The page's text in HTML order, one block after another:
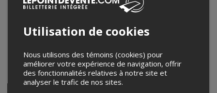
8 février 2024
Le Ministère
,Montréal,QC,Canada
Partagez cet événement
Twitter
Utilisation de cookies
Nous utilisons des témoins (cookies) pour
améliorer votre expérience de navigation, offrir
des fonctionnalités relatives à notre site et
analyser le trafic de nos sites.